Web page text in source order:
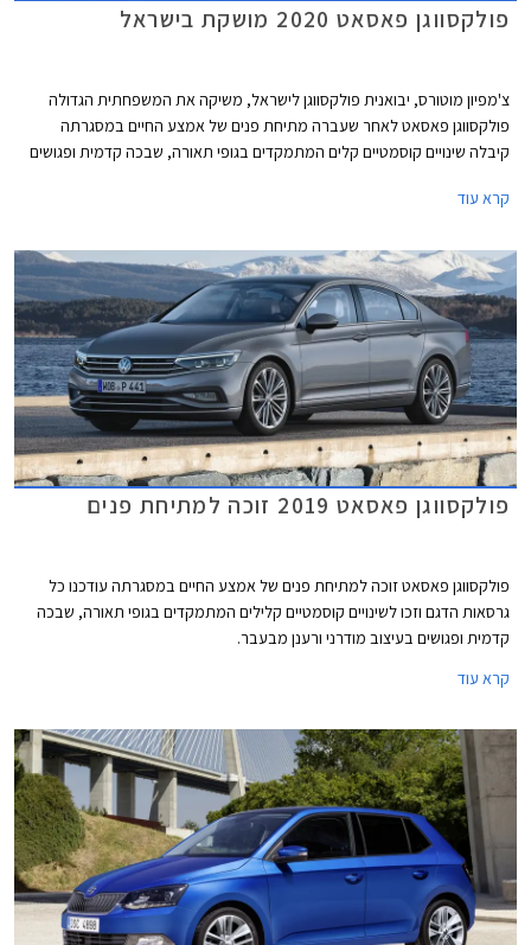
פולקסווגן פאסאט 2020 מושקת בישראל
צ'מפיון מוטורס, יבואנית פולקסווגן לישראל, משיקה את המשפחתית הגדולה
פולקסווגן פאסאט לאחר שעברה מתיחת פנים של אמצע החיים במסגרתה
קיבלה שינויים קוסמטיים קלים המתמקדים בגופי תאורה, שבכה קדמית ופגושים
קרא עוד
פולקסווגן פאסאט 2019 זוכה למתיחת פנים
פולקסווגן פאסאט זוכה למתיחת פנים של אמצע החיים במסגרתה עודכנו כל
גרסאות הדגם וזכו לשינויים קוסמטיים קלילים המתמקדים בגופי תאורה, שבכה
קדמית ופגושים בעיצוב מודרני ורענן מבעבר.
קרא עוד